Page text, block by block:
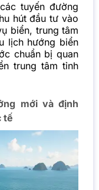
tuyến đường
hút đầu tư vào
biển, trung tâm
lịch hướng biển
chuẩn bị quan
trung tâm tỉnh
mới và định
tế